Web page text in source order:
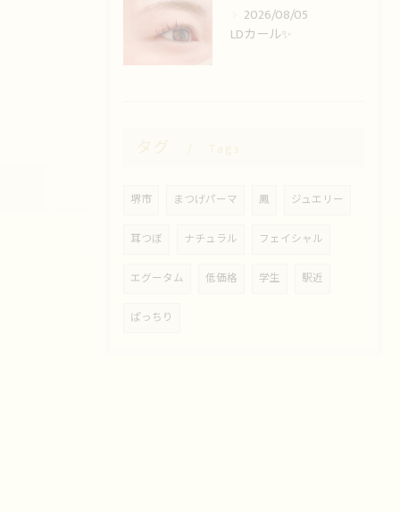
2026/08/05
LDカール✨️
タグ Tags
堺市 まつげパーマ 鳳 ジュエリー
耳つぼ ナチュラル フェイシャル
エグータム 低価格 学生 駅近
ぱっちり